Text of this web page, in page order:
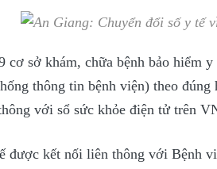
cơ sở khám, chữa bệnh bảo hiểm
thông tin bệnh viện) theo
với sổ sức khỏe điện tử trên
được kết nối liên thông với Bệnh